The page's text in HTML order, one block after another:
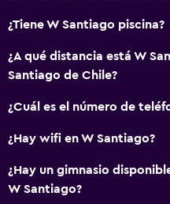
¿Tiene W Santiago piscina?
¿A qué distancia está W
Santiago de Chile?
¿Cuál es el número de
¿Hay wifi en W Santiago?
¿Hay un gimnasio
W Santiago?